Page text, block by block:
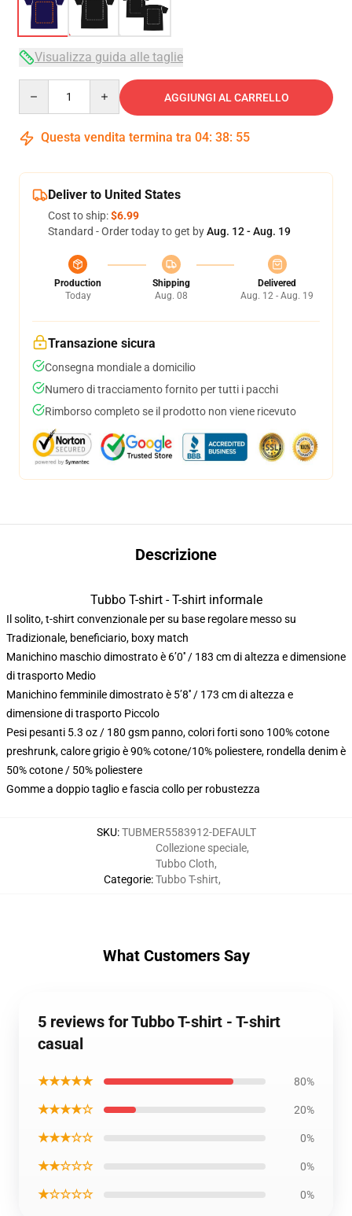
Visualizza guida alle taglie
AGGIUNGI AL CARRELLO
Questa vendita termina tra 04: 38: 54
Deliver to United States
Cost to ship:$6.99
Standard - Order today to get byAug. 12 - Aug. 19
Production
Today
Shipping
Aug. 08
Delivered
Aug. 12 - Aug. 19
Transazione sicura
Consegna mondiale a domicilio
Numero di tracciamento fornito per tutti i pacchi
Rimborso completo se il prodotto non viene ricevuto
Descrizione
Tubbo T-shirt - T-shirt informale
Il solito, t-shirt convenzionale per su base regolare messo su
Tradizionale, beneficiario, boxy match
Manichino maschio dimostrato è 6’0′′ / 183 cm di altezza e dimensione
di trasporto Medio
Manichino femminile dimostrato è 5’8′′ / 173 cm di altezza e
dimensione di trasporto Piccolo
Pesi pesanti 5.3 oz / 180 gsm panno, colori forti sono 100% cotone
preshrunk, calore grigio è 90% cotone/10% poliestere, rondella denim è
50% cotone / 50% poliestere
Gomme a doppio taglio e fascia collo per robustezza
SKU:TUBMER5583912-DEFAULT
Categorie:
Collezione speciale,
Tubbo Cloth,
Tubbo T-shirt,
What Customers Say
5 reviews for Tubbo T-shirt - T-shirt
casual
★★★★★ 80%
★★★★☆ 20%
★★★☆☆ 0%
★★☆☆☆ 0%
★☆☆☆☆ 0%